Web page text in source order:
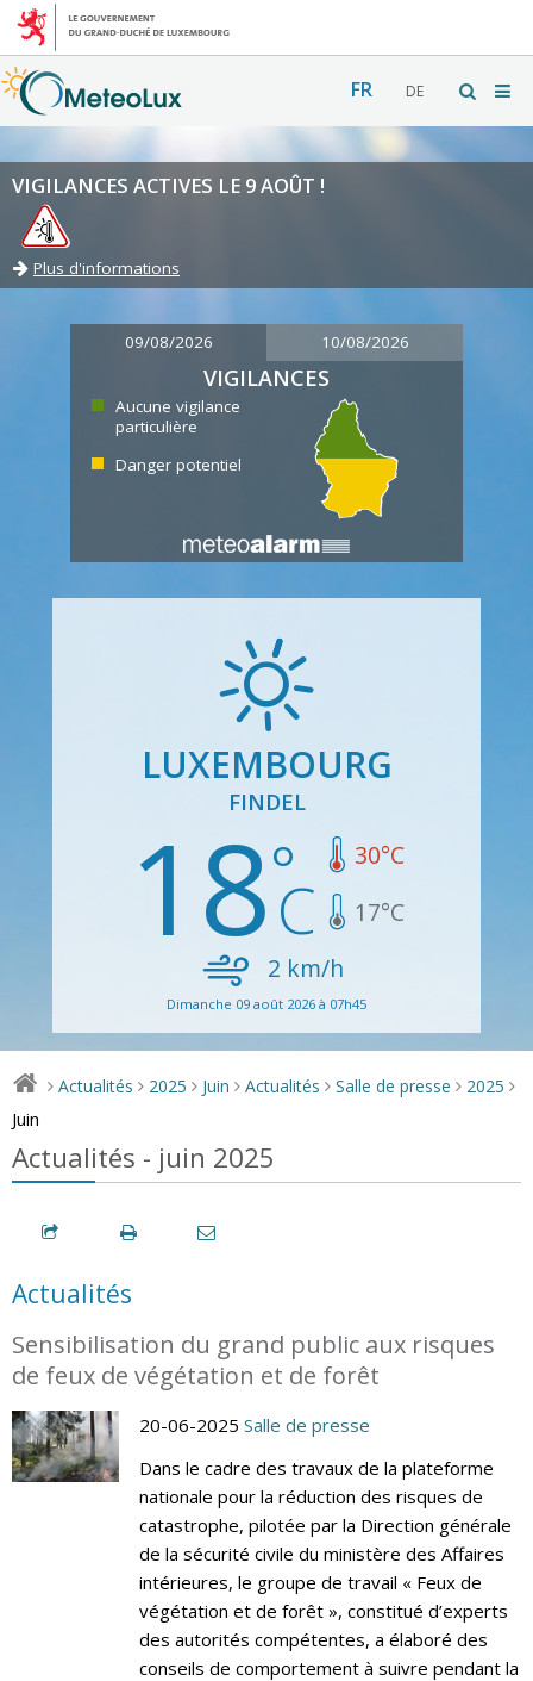
FR DE
VIGILANCES ACTIVES LE 9 AOÛT !
Plus d'informations
09/08/2026 10/08/2026
VIGILANCES
Aucune vigilance
particulière
Danger potentiel
LUXEMBOURG
FINDEL
18 30°C
17°C
2 km/h
Dimanche 09 août 2026 à 07h45
> Actualités > 2025 > Juin > Actualités > Salle de presse > 2025 >
Juin
Actualités - juin 2025
Actualités
Sensibilisation du grand public aux risques
de feux de végétation et de forêt
20-06-2025 Salle de presse
Dans le cadre des travaux de la plateforme
nationale pour la réduction des risques de
catastrophe, pilotée par la Direction générale
de la sécurité civile du ministère des Affaires
intérieures, le groupe de travail « Feux de
végétation et de forêt », constitué d’experts
des autorités compétentes, a élaboré des
conseils de comportement à suivre pendant la